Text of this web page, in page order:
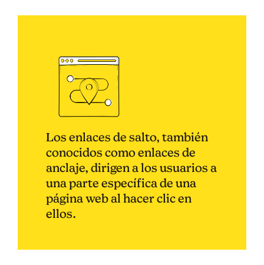
Los enlaces de salto, también
conocidos como enlaces de
anclaje, dirigen a los usuarios a
una parte específica de una
página web al hacer clic en
ellos.